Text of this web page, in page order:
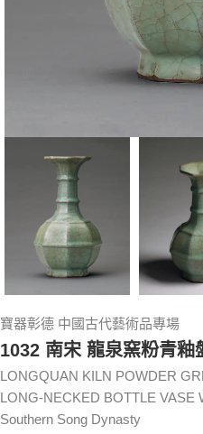
寶器彰德 中國古代藝術品專場
1032 南宋 龍泉窯粉青釉
LONGQUAN KILN POWDER
LONG-NECKED BOTTLE VASE
Southern Song Dynasty